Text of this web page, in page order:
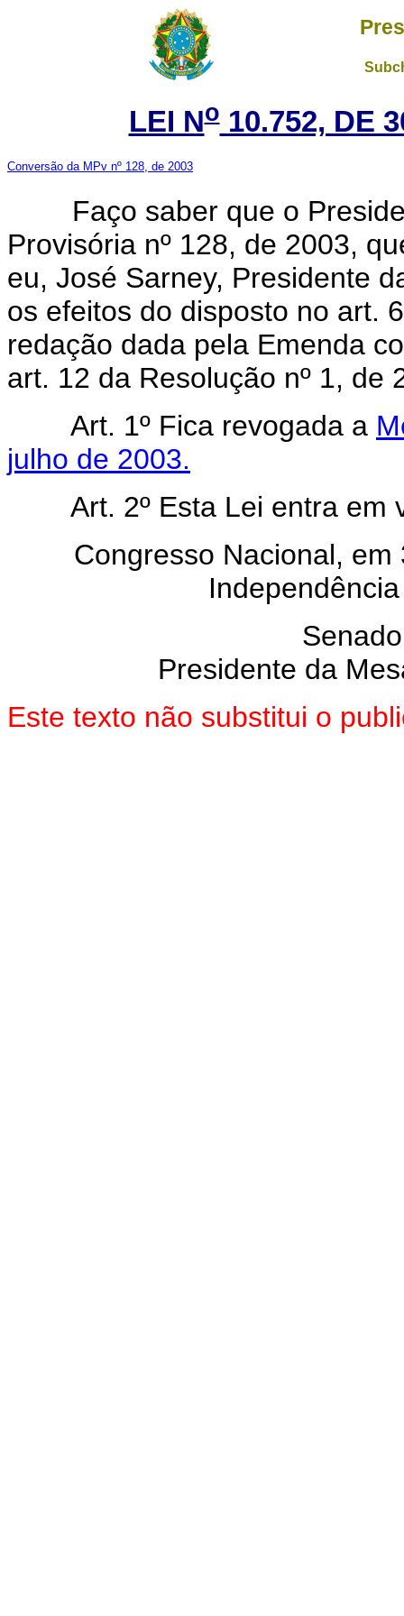
LEI No10.752, DE
Conversão da MPv nº 128, de 2003
Faço saber que o
Provisória nº 128, de 2003,
eu, José Sarney, Presidente
os efeitos do disposto no art.
redação dada pela Emenda
art. 12 da Resolução nº 1, de
Art. 1º Fica revogada a
julho de 2003.
Art. 2º Esta Lei entra em
Congresso Nacional,
Presidente da
Este texto não substitui o